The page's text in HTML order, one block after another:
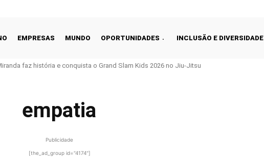
EMPRESAS MUNDO OPORTUNIDADES INCLUSÃO E DIVERSIDADE
faz história e conquista o Grand Slam Kids 2026 no Jiu-Jitsu
empatia
Publicidade
[the_ad_group id="4174"]